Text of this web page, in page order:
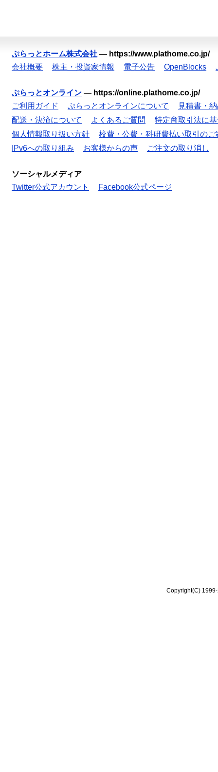
ぷらっとホーム株式会社 — https://www.plathome.co.jp/
会社概要
株主・投資家情報 電子公告 OpenBlocks
ぷらっとオンライン — https://online.plathome.co.jp/
ご利用ガイド
ぷらっとオンラインについて
見積書・
配送・決済について
よくあるご質問
特定商取引法に
個人情報取り扱い方針
校費・公費・科研費払い取引のご
IPv6への取り組み
お客様からの声 ご注文の取り消し
ソーシャルメディア
Twitter公式アカウント
Facebook公式ページ
Copyright(C)